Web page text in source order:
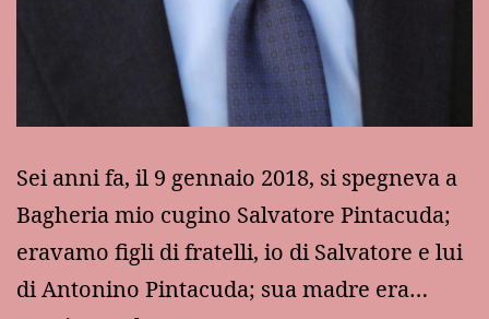
Sei anni fa, il 9 gennaio 2018, si spegneva a
Bagheria mio cugino Salvatore Pintacuda;
eravamo figli di fratelli, io di Salvatore e lui
di Antonino Pintacuda; sua madre era…